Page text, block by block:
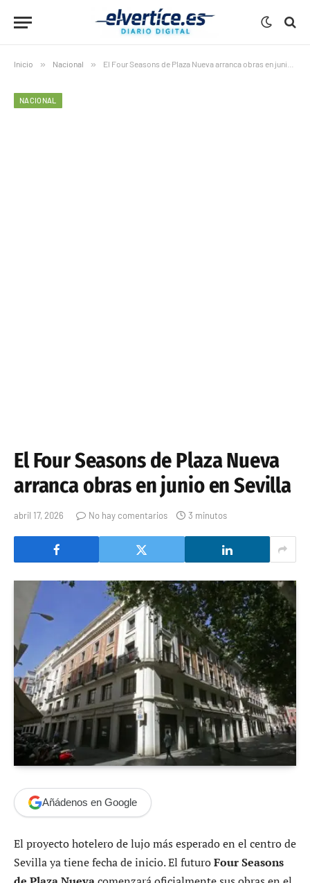
Inicio » Nacional » El Four Seasons de Plaza Nueva arranca obras en junio en Sevilla
NACIONAL
El Four Seasons de Plaza Nueva
arranca obras en junio en Sevilla
abril 17, 2026 No hay comentarios 3 minutos
Añádenos en Google
El proyecto hotelero de lujo más esperado en el centro de
Sevilla ya tiene fecha de inicio. El futuroFour Seasons